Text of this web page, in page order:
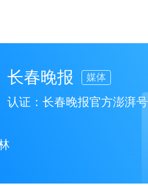
长春晚报 媒体
认证： 长春晚报官方澎湃号